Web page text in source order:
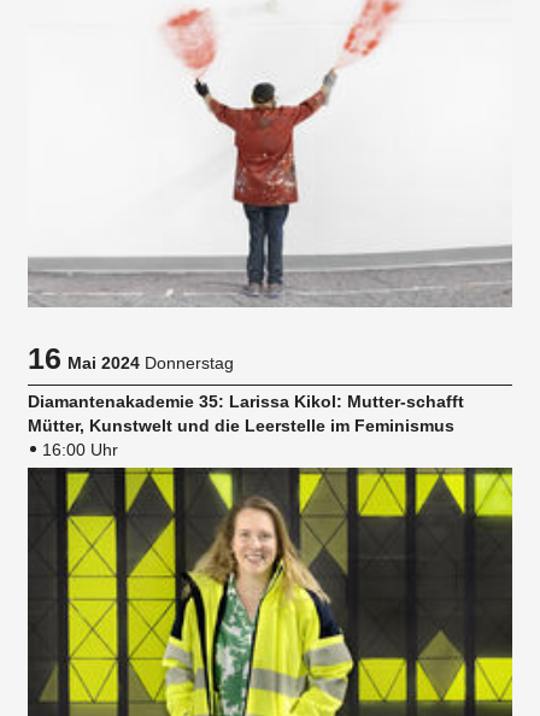
16Mai 2024 Donnerstag
Diamantenakademie 35: Larissa Kikol: Mutter-schafft
Mütter, Kunstwelt und die Leerstelle im Feminismus
16:00 Uhr